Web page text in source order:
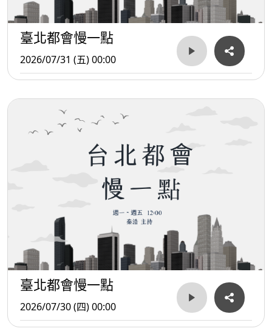
臺北都會慢一點
2026/07/31 (五) 00:00
臺北都會慢一點
2026/07/30 (四) 00:00